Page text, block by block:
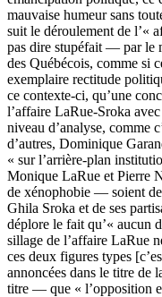
mauvaise humeur sans
suit le déroulement de l’«
pas dire stupéfait — par le
des Québécois, comme si
exemplaire rectitude
ce contexte-ci, qu’une
l’affaire LaRue-Sroka
niveau d’analyse, comme
d’autres, Dominique
« sur l’arrière-plan
Monique LaRue et Pierre
de xénophobie — soient
Ghila Sroka et de ses
déplore le fait qu’« aucun
sillage de l’affaire LaRue
ces deux figures types
annoncées dans le titre
titre — que « l’opposition